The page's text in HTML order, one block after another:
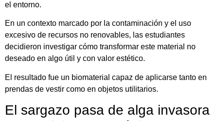
el entorno.
En un contexto marcado por la contaminación y el uso
excesivo de recursos no renovables, las estudiantes
decidieron investigar cómo transformar este material no
deseado en algo útil y con valor estético.
El resultado fue un biomaterial capaz de aplicarse tanto en
prendas de vestir como en objetos utilitarios.
El sargazo pasa de alga invasora